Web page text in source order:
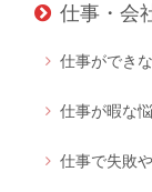
仕事・会
仕事ができ
仕事が暇な
仕事で失敗